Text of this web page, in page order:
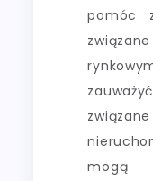
pomóc
mogą